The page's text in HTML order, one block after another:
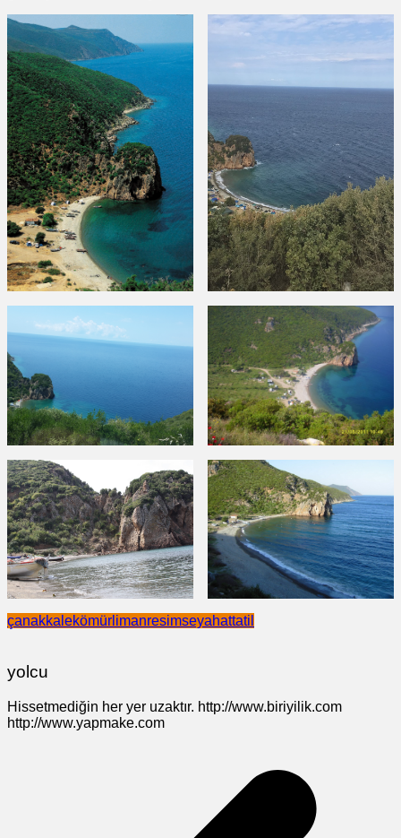
çanakkalekömür limanresimseyahattatil
yolcu
Hissetmediğin her yer uzaktır. http://www.biriyilik.com
http://www.yapmake.com